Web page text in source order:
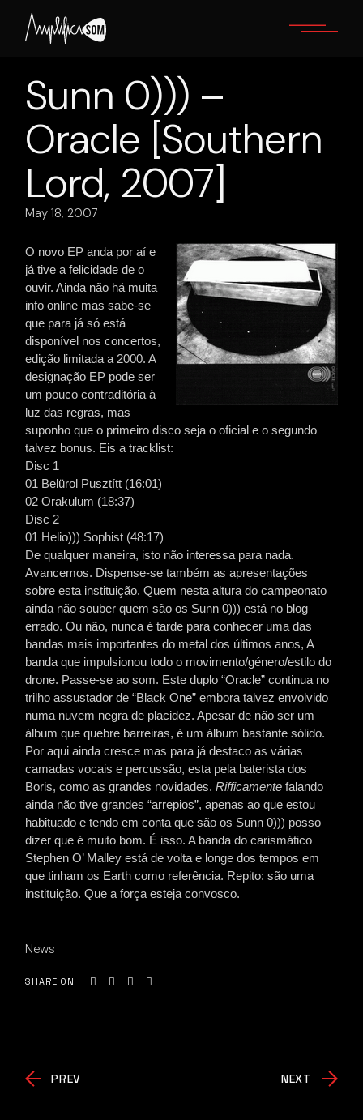
content
Sunn 0))) –
Oracle [Southern
Lord, 2007]
May 18, 2007
O novo EP anda por aí e
já tive a felicidade de o
ouvir. Ainda não há muita
info online mas sabe-se
que para já só está
disponível nos concertos,
edição limitada a 2000. A
designação EP pode ser
um pouco contraditória à
luz das regras, mas
suponho que o primeiro disco seja o oficial e o segundo
talvez bonus. Eis a tracklist:
Disc 1
01 Belürol Pusztítt (16:01)
02 Orakulum (18:37)
Disc 2
01 Helio))) Sophist (48:17)
De qualquer maneira, isto não interessa para nada.
Avancemos. Dispense-se também as apresentações
sobre esta instituição. Quem nesta altura do campeonato
ainda não souber quem são os Sunn 0))) está no blog
errado. Ou não, nunca é tarde para conhecer uma das
bandas mais importantes do metal dos últimos anos, A
banda que impulsionou todo o movimento/género/estilo do
drone. Passe-se ao som. Este duplo “Oracle” continua no
trilho assustador de “Black One” embora talvez envolvido
numa nuvem negra de placidez. Apesar de não ser um
álbum que quebre barreiras, é um álbum bastante sólido.
Por aqui ainda cresce mas para já destaco as várias
camadas vocais e percussão, esta pela baterista dos
Boris, como as grandes novidades.Rifficamente falando
ainda não tive grandes “arrepios”, apenas ao que estou
habituado e tendo em conta que são os Sunn 0))) posso
dizer que é muito bom. É isso. A banda do carismático
Stephen O’ Malley está de volta e longe dos tempos em
que tinham os Earth como referência. Repito: são uma
instituição. Que a força esteja convosco.
News
SHARE ON
PREV NEXT